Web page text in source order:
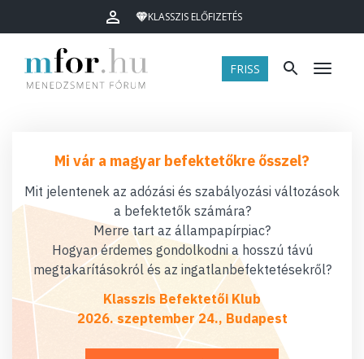
KLASSZIS ELŐFIZETÉS
FRISS Menü
Mi vár a magyar befektetőkre ősszel?
Mit jelentenek az adózási és szabályozási változások
a befektetők számára?
Merre tart az állampapírpiac?
Hogyan érdemes gondolkodni a hosszú távú
megtakarításokról és az ingatlanbefektetésekről?
Klasszis Befektetői Klub
2026. szeptember 24., Budapest